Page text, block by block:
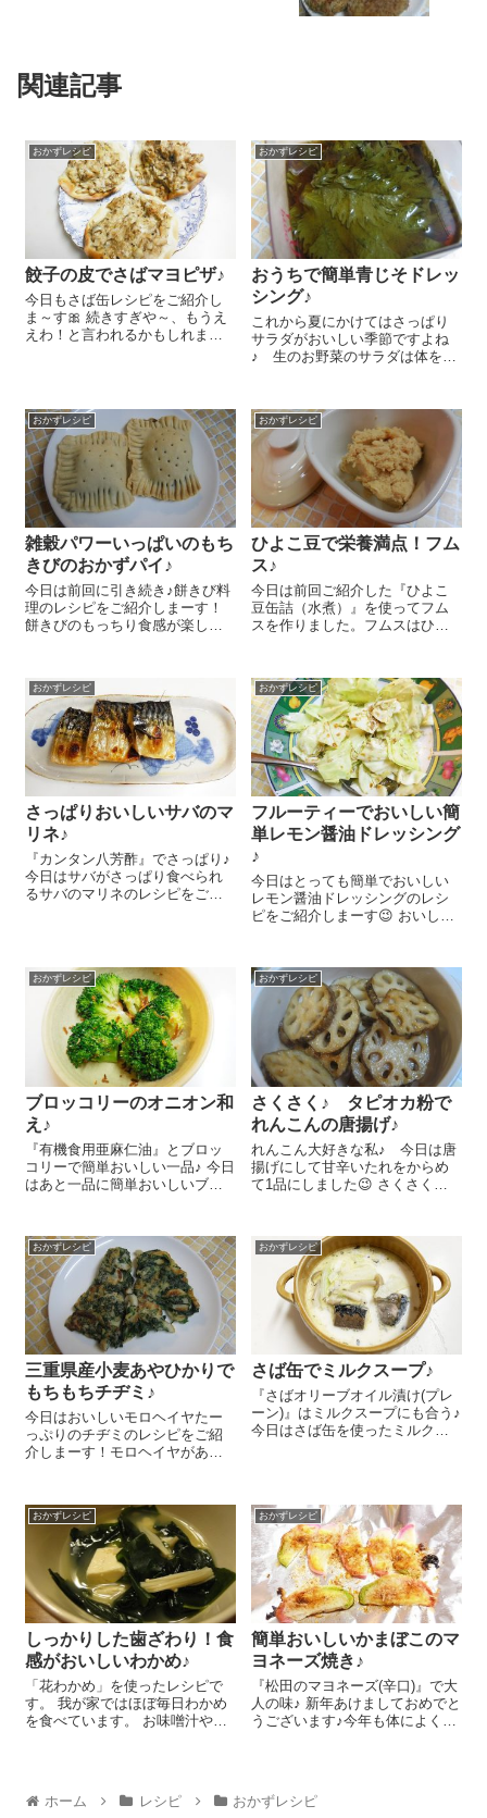
関連記事
おかずレシピ
餃子の皮でさばマヨピザ♪
今日もさば缶レシピをご紹介し
ま～す🎀 続きすぎや～、もうえ
えわ！と言われるかもしれませ
をほぐして長ネギとマヨ...
おかずレシピ
おうちで簡単青じそドレッ
シング♪
これから夏にかけてはさっぱり
サラダがおいしい季節ですよね
♪ 生のお野菜のサラダは体を冷
さっとゆでた春キャベツやスナ
ップエンドウなど、旬のお野菜
のサラダはいっぱい食べたいな
ぁ～ 食べる...
おかずレシピ
雑穀パワーいっぱいのもち
きびのおかずパイ♪
今日は前回に引き続き♪餅きび料
理のレシピをご紹介しまーす！
餅きびのもっちり食感が楽しい
ます。炊きやすい量で炊く方法
をご紹介するので、残ったら冷
凍保存したり他のお料理に使っ
てくだ...
おかずレシピ
ひよこ豆で栄養満点！フム
ス♪
今日は前回ご紹介した『ひよこ
豆缶詰（水煮）』を使ってフム
スを作りました。フムスはひよ
ぎっしり詰まっていて栄養満
点！腹持ちがよく、パンに塗っ
たりクラッカーにのせて手軽に
食べられるので食欲の...
おかずレシピ
さっぱりおいしいサバのマ
リネ♪
『カンタン八芳酢』でさっぱり♪
今日はサバがさっぱり食べられ
るサバのマリネのレシピをご紹
るまで漬けたら...
おかずレシピ
フルーティーでおいしい簡
単レモン醤油ドレッシング
♪
今日はとっても簡単でおいしい
レモン醤油ドレッシングのレシ
ピをご紹介しまーす😉 おいしさ
出してくれるんですよ～＾＾。
キャベツ 3枚は一口サイズに切
ります。キャベツにちりめんじ
ゃこ...
おかずレシピ
ブロッコリーのオニオン和
え♪
『有機食用亜麻仁油』とブロッ
コリーで簡単おいしい一品♪ 今日
はあと一品に簡単おいしいブロ
んですが、意外においしいんで
すよ～。 ブロッコリー 1/2株は
蒸すかゆ...
おかずレシピ
さくさく♪ タピオカ粉で
れんこんの唐揚げ♪
れんこん大好きな私♪ 今日は唐
揚げにして甘辛いたれをからめ
て1品にしました😉 さくさくお
使うとさくさくおいしく揚がる
のです～!(^^)! まず漬けだれを作
っておきます。醤油 大...
おかずレシピ
三重県産小麦あやひかりで
もちもちチヂミ♪
今日はおいしいモロヘイヤたー
っぷりのチヂミのレシピをご紹
介しまーす！モロヘイヤがあま
^)/ 1束のモロヘイヤがあっとい
う間になくなっちゃいますよ
ー。作り方も簡単です!(^^)! ...
おかずレシピ
さば缶でミルクスープ♪
『さばオリーブオイル漬け(プレ
ーン)』はミルクスープにも合う♪
今日はさば缶を使ったミルクス
葉...
おかずレシピ
しっかりした歯ざわり！食
感がおいしいわかめ♪
「花わかめ」を使ったレシピで
す。 我が家ではほぼ毎日わかめ
を食べています。 お味噌汁やわ
め』です。 このわかめ、ふつう
の乾燥わかめと違っ...
おかずレシピ
簡単おいしいかまぼこのマ
ヨネーズ焼き♪
『松田のマヨネーズ(辛口)』で大
人の味♪ 新年あけましておめでと
うございます♪今年も体によくて
す。 早速！皆さん、お正月にか
まぼこは余ってい...
ホーム レシピ おかずレシピ